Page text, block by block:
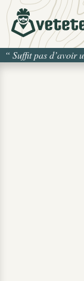
“ Suffit pas d’avoir